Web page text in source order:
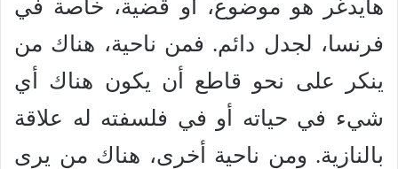
هايدغر هو موضوع، أو قضية، خاصة في
فرنسا، لجدل دائم. فمن ناحية، هناك من
ينكر على نحو قاطع أن يكون هناك أي
شيء في حياته أو في فلسفته له علاقة
بالنازية. ومن ناحية أخرى، هناك من يرى